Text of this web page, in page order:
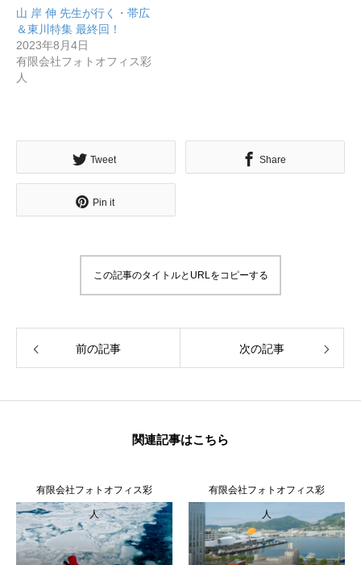
山 岸 伸 先生が行く・帯広
＆東川特集 最終回！
2023年8月4日
有限会社フォトオフィス彩
人
Tweet Share
Pin it
この記事のタイトルとURLをコピーする
前の記事 次の記事
関連記事はこちら
有限会社フォトオフィス彩
人
有限会社フォトオフィス彩
人